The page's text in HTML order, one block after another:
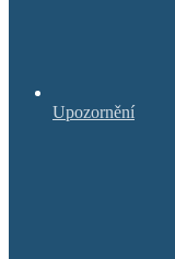
Upozornění